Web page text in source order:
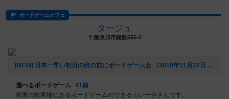
ボードゲームカフェ
タージュ
千葉県旭市鎌数556-2
[NEW] 日本一早い初日の出の前にボードゲーム会 （2018年11月22日 07時48分）
遊べるボードゲーム 41個
関東の最東端にあるボードゲームのできるカレーやさんです。